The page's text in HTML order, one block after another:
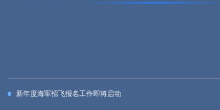
新年度海军招飞报名工作即将启动